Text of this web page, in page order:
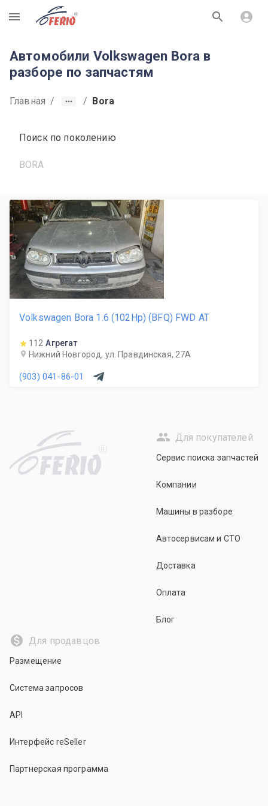
R
Автомобили Volkswagen Bora в
разборе по запчастям
Главная / / Bora
Поиск по поколению
BORA
Volkswagen Bora 1.6 (102Hp) (BFQ) FWD AT
112 Агрегат
Нижний Новгород, ул. Правдинская, 27А
(903) 041-86-01
R
Для покупателей
Сервис поиска запчастей
Компании
Машины в разборе
Автосервисам и СТО
Доставка
Оплата
Блог
Для продавцов
Размещение
Система запросов
API
Интерфейс reSeller
Партнерская программа